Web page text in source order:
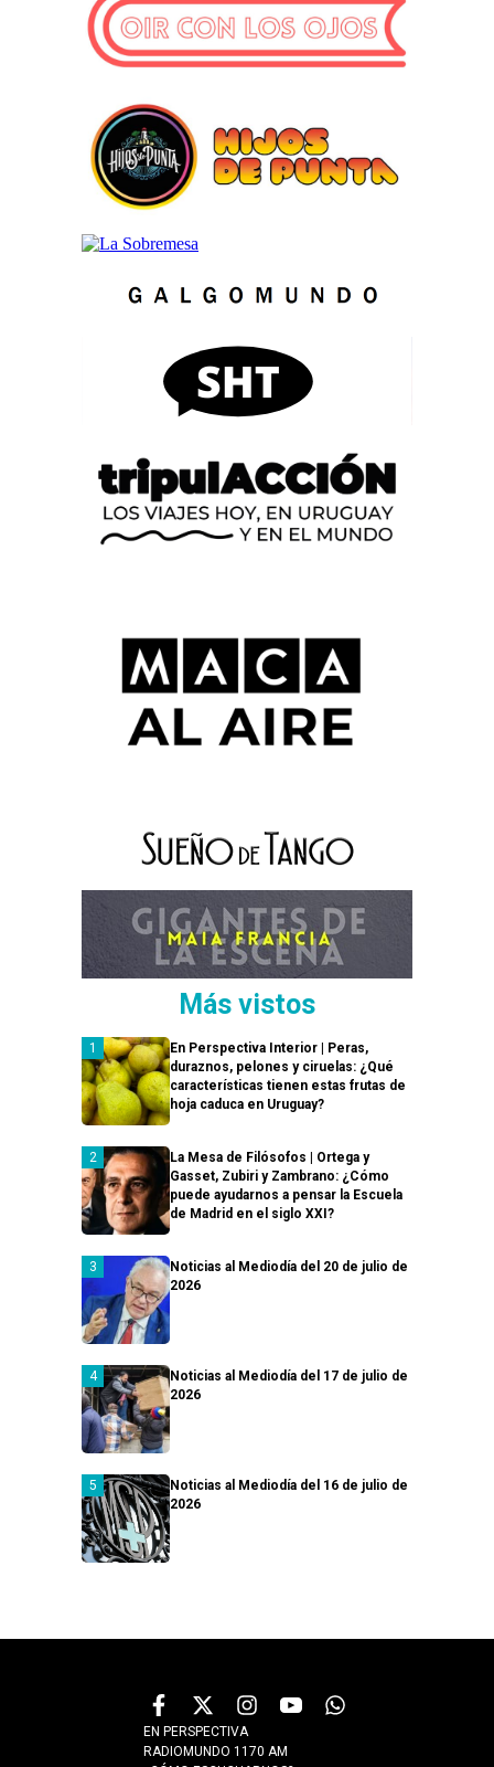
Más vistos
En Perspectiva Interior | Peras,
duraznos, pelones y ciruelas: ¿Qué
características tienen estas frutas de
hoja caduca en Uruguay?
La Mesa de Filósofos | Ortega y
Gasset, Zubiri y Zambrano: ¿Cómo
puede ayudarnos a pensar la Escuela
de Madrid en el siglo XXI?
Noticias al Mediodía del 20 de julio de
2026
Noticias al Mediodía del 17 de julio de
2026
Noticias al Mediodía del 16 de julio de
2026
EN PERSPECTIVA
RADIOMUNDO 1170 AM